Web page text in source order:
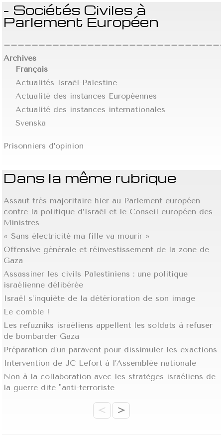
- Sociétés Civiles à
Parlement Européen
Archives
Français
Actualités Israël-Palestine
Actualité des instances Européennes
Actualité des instances internationales
Svenska
Prisonniers d’opinion
Dans la même rubrique
Assaut trés majoritaire hier au Parlement européen
contre la politique d’Israël et le Conseil européen des
Ministres
« Sans électricité ma fille va mourir »
Offensive générale et réinvestissement de la zone de
Gaza
Assassiner les civils Palestiniens : une politique
israélienne délibérée
Israël s’inquiète de la détérioration de son image
Le comble !
Les refuzniks israéliens appellent les soldats à refuser
de bombarder Gaza
Préparation d’un paravent pour dissimuler les exactions
Intervention de JC Lefort à l’Assemblée nationale
Non à la collaboration avec les stratèges israéliens de
la guerre dite "anti-terroriste
< >